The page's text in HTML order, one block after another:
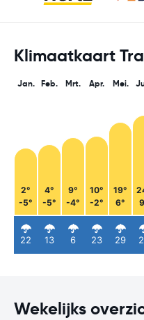
Klimaatkaart
Jan.
2°
-5°
22
Feb.
4°
-5°
13
Mrt.
9°
-4°
6
Apr.
10°
-2°
23
Mei.
19°
6°
29
Wekelijks